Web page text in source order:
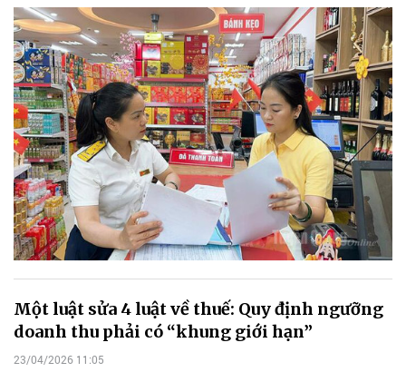
Một luật sửa 4 luật về thuế: Quy định ngưỡng
doanh thu phải có “khung giới hạn”
23/04/2026 11:05